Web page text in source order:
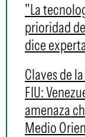
"La
prioridad
dice
Claves de
FIU:
amenaza
Medio